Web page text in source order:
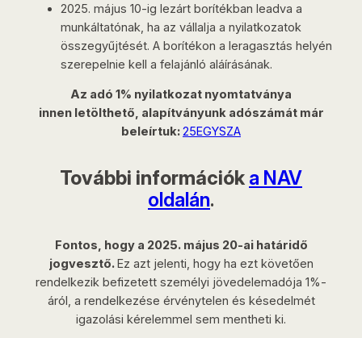
2025. május 10-ig lezárt borítékban leadva a
munkáltatónak, ha az vállalja a nyilatkozatok
összegyűjtését. A borítékon a leragasztás helyén
szerepelnie kell a felajánló aláírásának.
Az adó 1% nyilatkozat nyomtatványa
innen letölthető, alapítványunk adószámát már
beleírtuk:25EGYSZA
További információk a NAV
oldalán.
Fontos, hogy a 2025. május 20-ai határidő
jogvesztő.Ez azt jelenti, hogy ha ezt követően
rendelkezik befizetett személyi jövedelemadója 1%-
áról, a rendelkezése érvénytelen és késedelmét
igazolási kérelemmel sem mentheti ki.